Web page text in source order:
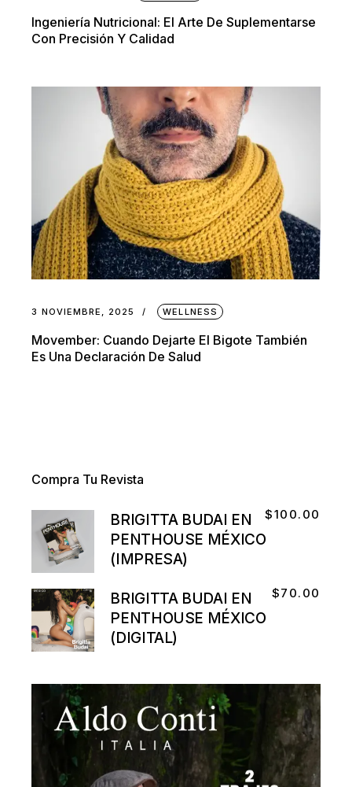
Ingeniería Nutricional: El Arte De Suplementarse
Con Precisión Y Calidad
3 NOVIEMBRE, 2025 WELLNESS
Movember: Cuando Dejarte El Bigote También
Es Una Declaración De Salud
Compra Tu Revista
BRIGITTA BUDAI EN
PENTHOUSE MÉXICO
(IMPRESA)
$100.00
BRIGITTA BUDAI EN
PENTHOUSE MÉXICO
(DIGITAL)
$70.00